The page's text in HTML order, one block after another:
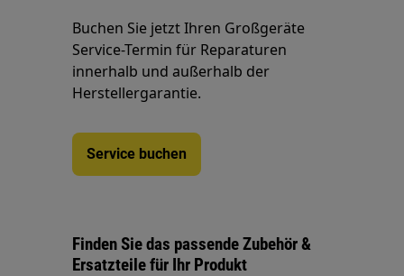
Buchen Sie jetzt Ihren Großgeräte
Service-Termin für Reparaturen
innerhalb und außerhalb der
Herstellergarantie.
Service buchen
Finden Sie das passende Zubehör &
Ersatzteile für Ihr Produkt